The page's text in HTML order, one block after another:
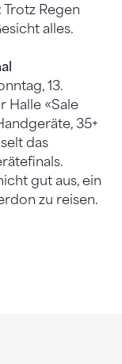
Regen
alles.
13.
Halle «Sale
35+
das
gut aus, ein
zu reisen.